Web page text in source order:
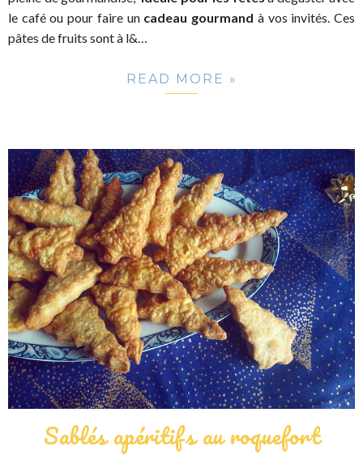
le café ou pour faire un cadeau gourmand à vos invités. Ces
pâtes de fruits sont à l&…
READ MORE »
Sablés apéritifs au roquefort